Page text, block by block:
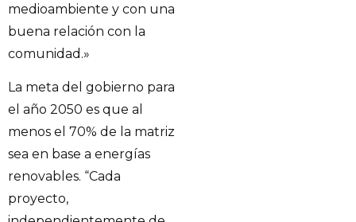
medioambiente y con una
buena relación con la
comunidad.»
La meta del gobierno para
el año 2050 es que al
menos el 70% de la matriz
sea en base a energías
renovables. “Cada
proyecto,